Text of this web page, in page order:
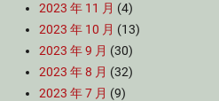
2023 年 11 月 (4)
2023 年 10 月 (13)
2023 年 9 月 (30)
2023 年 8 月 (32)
2023 年 7 月 (9)